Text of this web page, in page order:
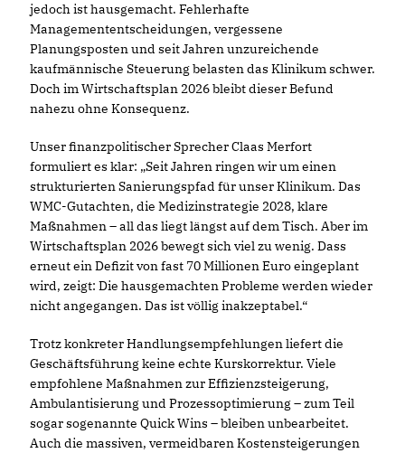
jedoch ist hausgemacht. Fehlerhafte
Managemententscheidungen, vergessene
Planungsposten und seit Jahren unzureichende
kaufmännische Steuerung belasten das Klinikum schwer.
Doch im Wirtschaftsplan 2026 bleibt dieser Befund
nahezu ohne Konsequenz.
Unser finanzpolitischer Sprecher Claas Merfort
formuliert es klar: „Seit Jahren ringen wir um einen
strukturierten Sanierungspfad für unser Klinikum. Das
WMC-Gutachten, die Medizinstrategie 2028, klare
Maßnahmen – all das liegt längst auf dem Tisch. Aber im
Wirtschaftsplan 2026 bewegt sich viel zu wenig. Dass
erneut ein Defizit von fast 70 Millionen Euro eingeplant
wird, zeigt: Die hausgemachten Probleme werden wieder
nicht angegangen. Das ist völlig inakzeptabel.“
Trotz konkreter Handlungsempfehlungen liefert die
Geschäftsführung keine echte Kurskorrektur. Viele
empfohlene Maßnahmen zur Effizienzsteigerung,
Ambulantisierung und Prozessoptimierung – zum Teil
sogar sogenannte Quick Wins – bleiben unbearbeitet.
Auch die massiven, vermeidbaren Kostensteigerungen